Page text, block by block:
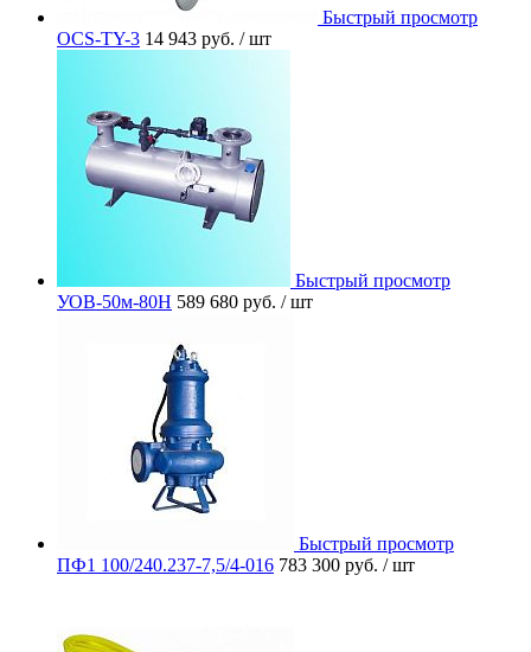
Быстрый просмотр
OCS-TY-3 14 943 руб. / шт
Быстрый просмотр
УОВ-50м-80Н 589 680 руб. / шт
Быстрый просмотр
ПФ1 100/240.237-7,5/4-016 783 300 руб. / шт